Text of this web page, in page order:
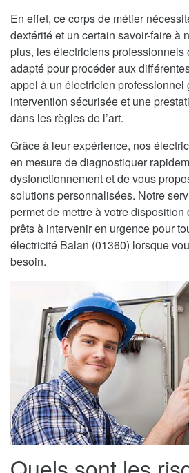
En effet, ce corps de métier
dextérité et un certain savoir-faire à
plus, les électriciens professionnels
adapté pour procéder aux
appel à un électricien professionnel
intervention sécurisée et une
dans les règles de l’art.
Grâce à leur expérience, nos
en mesure de diagnostiquer
dysfonctionnement et de vous
solutions personnalisées. Notre
permet de mettre à votre
prêts à intervenir en urgence pour
électricité Balan (01360) lorsque
besoin.